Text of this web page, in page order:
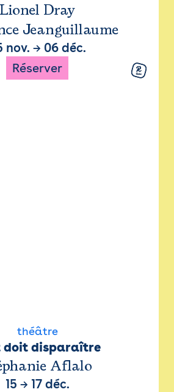
Lionel Dray
Jeanguillaume
nov. → 06 déc.
Réserver
théâtre
doit disparaître
Aflalo
15 → 17 déc.